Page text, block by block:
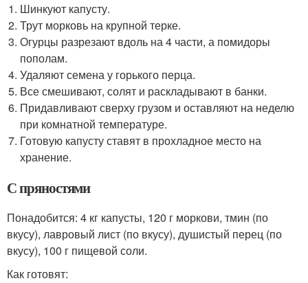
Шинкуют капусту.
Трут морковь на крупной терке.
Огурцы разрезают вдоль на 4 части, а помидоры
пополам.
Удаляют семена у горького перца.
Все смешивают, солят и раскладывают в банки.
Придавливают сверху грузом и оставляют на неделю
при комнатной температуре.
Готовую капусту ставят в прохладное место на
хранение.
С пряностями
Понадобится: 4 кг капусты, 120 г моркови, тмин (по
вкусу), лавровый лист (по вкусу), душистый перец (по
вкусу), 100 г пищевой соли.
Как готовят: